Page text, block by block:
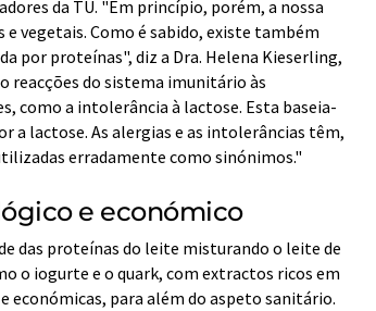
da TU. "Em princípio, porém, a nossa
vegetais. Como é sabido, existe também
por proteínas", diz a Dra. Helena Kieserling,
reacções do sistema imunitário às
como a intolerância à lactose. Esta baseia-
a lactose. As alergias e as intolerâncias têm,
erradamente como sinónimos."
e económico
das proteínas do leite misturando o leite de
o iogurte e o quark, com extractos ricos em
económicas, para além do aspeto sanitário.